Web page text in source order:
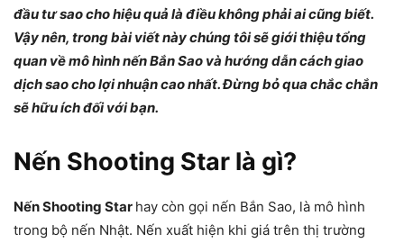
đầu tư sao cho hiệu quả là điều không phải ai cũng biết.
Vậy nên, trong bài viết này chúng tôi sẽ giới thiệu tổng
quan về mô hình nến Bắn Sao và hướng dẫn cách giao
dịch sao cho lợi nhuận cao nhất. Đừng bỏ qua chắc chắn
sẽ hữu ích đối với bạn.
Nến Shooting Star là gì?
Nến Shooting Star hay còn gọi nến Bắn Sao, là mô hình
trong bộ nến Nhật. Nến xuất hiện khi giá trên thị trường